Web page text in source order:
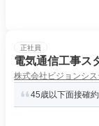
正社員
電気通信工事ス
株式会社ビジョンシス
45歳以下面接確